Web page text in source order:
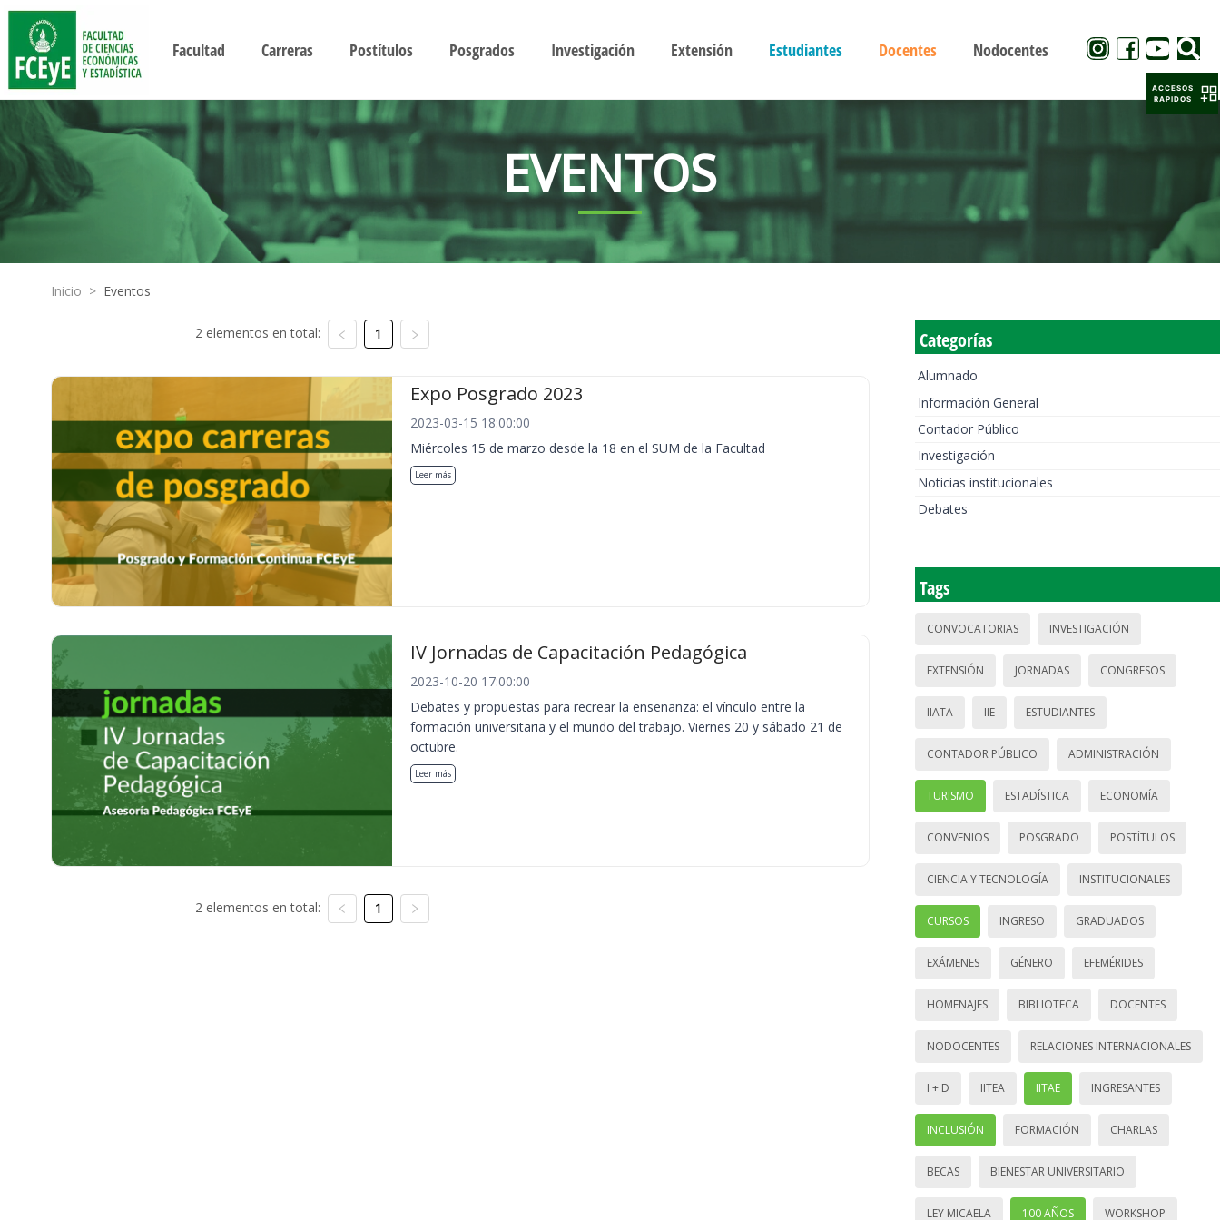
Facultad Carreras Postítulos Posgrados Investigación Extensión Estudiantes Docentes Nodocentes
EVENTOS
Inicio > Eventos
2 elementos en total: 1
Expo Posgrado 2023
2023-03-15 18:00:00
Miércoles 15 de marzo desde la 18 en el SUM de la Facultad
Leer más
IV Jornadas de Capacitación Pedagógica
2023-10-20 17:00:00
Debates y propuestas para recrear la enseñanza: el vínculo entre la
formación universitaria y el mundo del trabajo. Viernes 20 y sábado 21 de
octubre.
Leer más
2 elementos en total: 1
Categorías
Alumnado
Información General
Contador Público
Investigación
Noticias institucionales
Debates
Tags
CONVOCATORIAS INVESTIGACIÓN
EXTENSIÓN JORNADAS CONGRESOS
IIATA IIE ESTUDIANTES
CONTADOR PÚBLICO ADMINISTRACIÓN
TURISMO ESTADÍSTICA ECONOMÍA
CONVENIOS POSGRADO POSTÍTULOS
CIENCIA Y TECNOLOGÍA INSTITUCIONALES
CURSOS INGRESO GRADUADOS
EXÁMENES GÉNERO EFEMÉRIDES
HOMENAJES BIBLIOTECA DOCENTES
NODOCENTES RELACIONES INTERNACIONALES
I + D IITEA IITAE INGRESANTES
INCLUSIÓN FORMACIÓN CHARLAS
BECAS BIENESTAR UNIVERSITARIO
LEY MICAELA 100 AÑOS WORKSHOP
ACCESOS
RAPIDOS